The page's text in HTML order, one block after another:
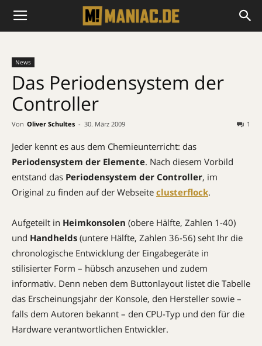
News
Das Periodensystem der
Controller
Von Oliver Schultes - 30. März 2009 1
Jeder kennt es aus dem Chemieunterricht: das
Periodensystem der Elemente. Nach diesem Vorbild
entstand das Periodensystem der Controller, im
Original zu finden auf der Webseite clusterflock.
Aufgeteilt in Heimkonsolen (obere Hälfte, Zahlen 1-40)
und Handhelds (untere Hälfte, Zahlen 36-56) seht Ihr die
chronologische Entwicklung der Eingabegeräte in
stilisierter Form – hübsch anzusehen und zudem
informativ. Denn neben dem Buttonlayout listet die Tabelle
das Erscheinungsjahr der Konsole, den Hersteller sowie –
falls dem Autoren bekannt – den CPU-Typ und den für die
Hardware verantwortlichen Entwickler.